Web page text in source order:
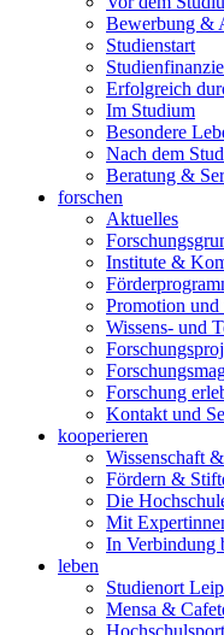
Bewerbung &
Studienstart
Erfolgreich
Im Studium
Besondere
Nach dem
Beratung &
forschen
Aktuelles
Institute &
Promotion
Wissens- und
Forschung
Kontakt und
kooperieren
Wissenschaft
Fördern &
Die
Mit
In Verbindung
leben
Studienort
Mensa &
Hochschulsport